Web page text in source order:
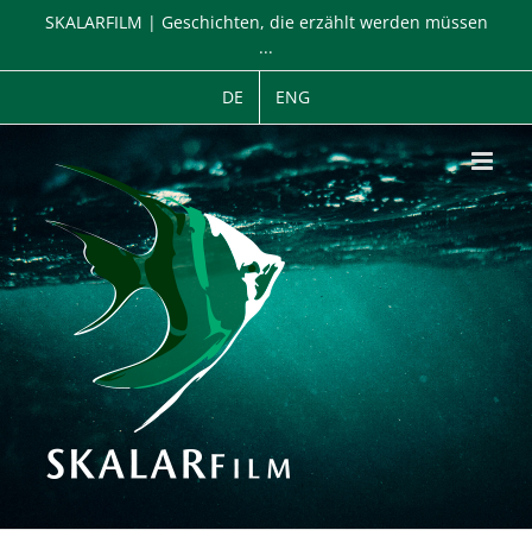
SKALARFILM | Geschichten, die erzählt werden müssen
...
DE ENG